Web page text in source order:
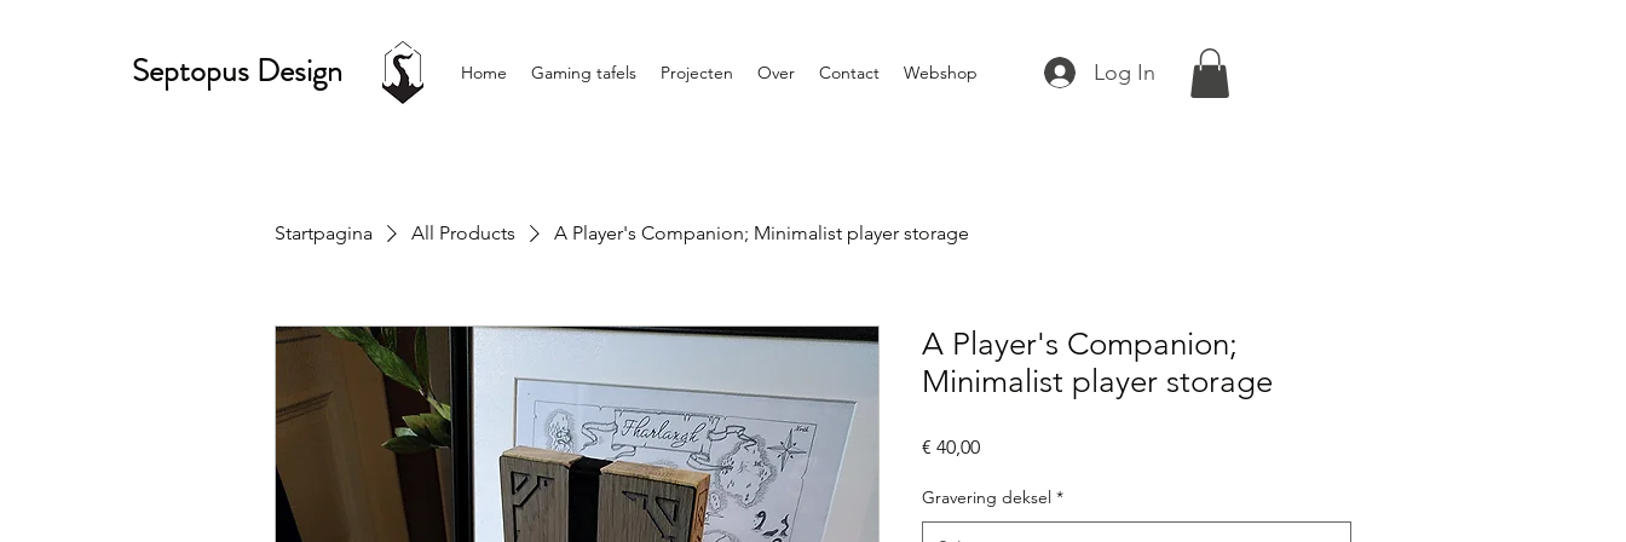
Septopus Design Home Gaming tafels Projecten Over Contact Webshop Log In
Startpagina All Products A Player's Companion; Minimalist player storage
A Player's Companion;
Minimalist player storage
€ 40,00Prijs
Gravering deksel *